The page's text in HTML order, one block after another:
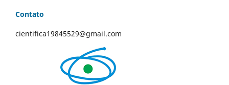
Contato
cientifica19845529@gmail.com